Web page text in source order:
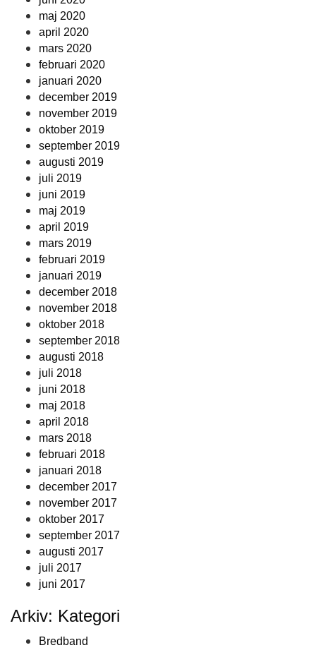
maj 2020
april 2020
mars 2020
februari 2020
januari 2020
december 2019
november 2019
oktober 2019
september 2019
augusti 2019
juli 2019
juni 2019
maj 2019
april 2019
mars 2019
februari 2019
januari 2019
december 2018
november 2018
oktober 2018
september 2018
augusti 2018
juli 2018
juni 2018
maj 2018
april 2018
mars 2018
februari 2018
januari 2018
december 2017
november 2017
oktober 2017
september 2017
augusti 2017
juli 2017
juni 2017
Arkiv: Kategori
Bredband